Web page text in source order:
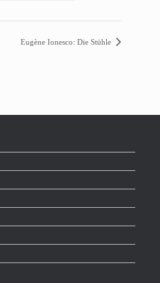
Eugène Ionesco: Die Stühle